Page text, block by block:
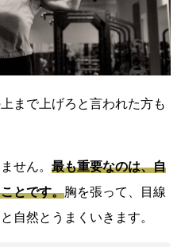
まで上げろと言われた方も
せん。最も重要なのは、自
とです。胸を張って、目線
自然とうまくいきます。